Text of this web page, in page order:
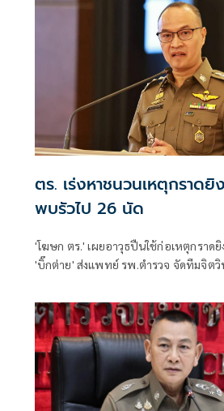
ตร. เร่งหาชนวนเหตุกราด
พบรัวไป 26 นัด
'โฆษก ตร.' เผยอาวุธปืนใช้ก่อเหตุกราดยิ
'บิ๊กต่าย' ส่งแพทย์ รพ.ตำรวจ จัดทีมจิต